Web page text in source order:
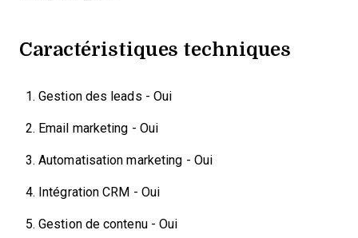
Caractéristiques techniques
Gestion des leads - Oui
Email marketing - Oui
Automatisation marketing - Oui
Intégration CRM - Oui
Gestion de contenu - Oui